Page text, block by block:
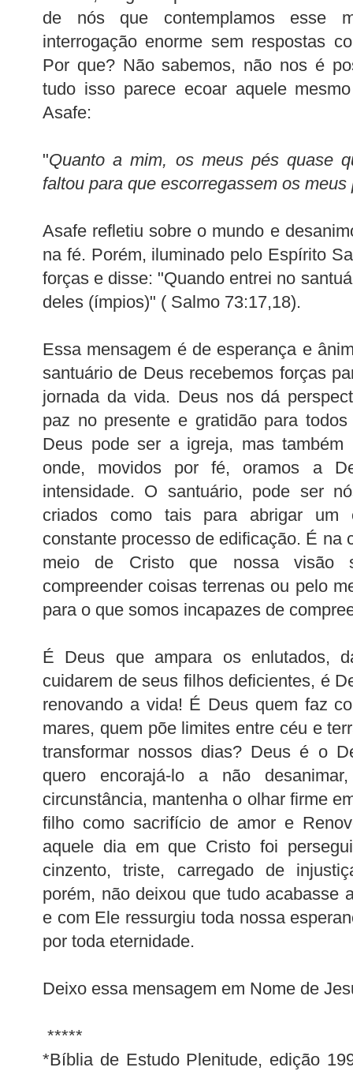
de nós que contemplamos esse
interrogação enorme sem respostas
Por que? Não sabemos, não nos é
tudo isso parece ecoar aquele
Asafe:
"Quanto a mim, os meus pés quase
faltou para que escorregassem os meus
Asafe refletiu sobre o mundo e
na fé. Porém, iluminado pelo Espírito
forças e disse: "Quando entrei no
deles (ímpios)" ( Salmo 73:17,18).
Essa mensagem é de esperança e
santuário de Deus recebemos forças
jornada da vida. Deus nos dá
paz no presente e gratidão para
Deus pode ser a igreja, mas também
onde, movidos por fé, oramos a
intensidade. O santuário, pode ser
criados como tais para abrigar um
constante processo de edificação. É na
meio de Cristo que nossa visão
compreender coisas terrenas ou pelo
para o que somos incapazes de
É Deus que ampara os enlutados,
cuidarem de seus filhos deficientes, é
renovando a vida! É Deus quem faz
mares, quem põe limites entre céu e
transformar nossos dias? Deus é o
quero encorajá-lo a não
circunstância, mantenha o olhar firme
filho como sacrifício de amor e
aquele dia em que Cristo foi
cinzento, triste, carregado de
porém, não deixou que tudo acabasse
e com Ele ressurgiu toda nossa
por toda eternidade.
Deixo essa mensagem em Nome de
*****
*Bíblia de Estudo Plenitude, edição